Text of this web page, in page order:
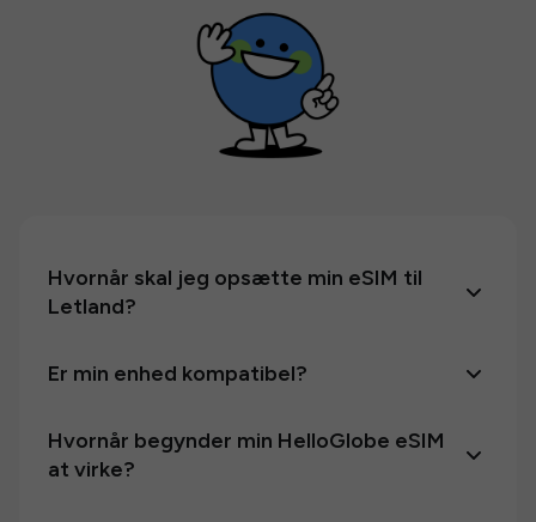
Hvornår skal jeg opsætte min eSIM til
Letland?
Er min enhed kompatibel?
Hvornår begynder min HelloGlobe eSIM
at virke?